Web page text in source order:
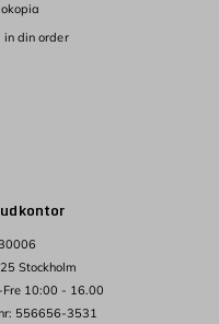
Stockholm
Fre 10:00 - 16.00
556656-3531
in din order